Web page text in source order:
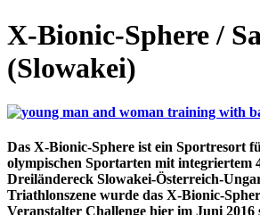
X-Bionic-Sphere /
(Slowakei)
Das X-Bionic-Sphere ist ein Sportresort
olympischen Sportarten mit integriertem
Dreiländereck Slowakei-Österreich-
Triathlonszene wurde das X-Bionic-
Veranstalter Challenge hier im Juni 2016